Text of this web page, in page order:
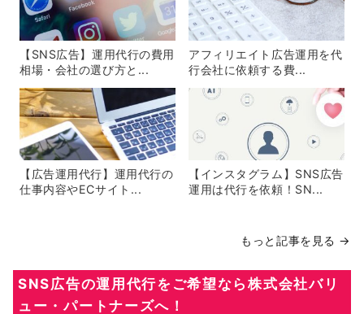
【SNS広告】運用代行の費用
相場・会社の選び方と...
アフィリエイト広告運用を代
行会社に依頼する費...
【広告運用代行】運用代行の
仕事内容やECサイト...
【インスタグラム】SNS広告
運用は代行を依頼！SN...
もっと記事を見る →
SNS広告の運用代行をご希望なら株式会社バリ
ュー・パートナーズへ！